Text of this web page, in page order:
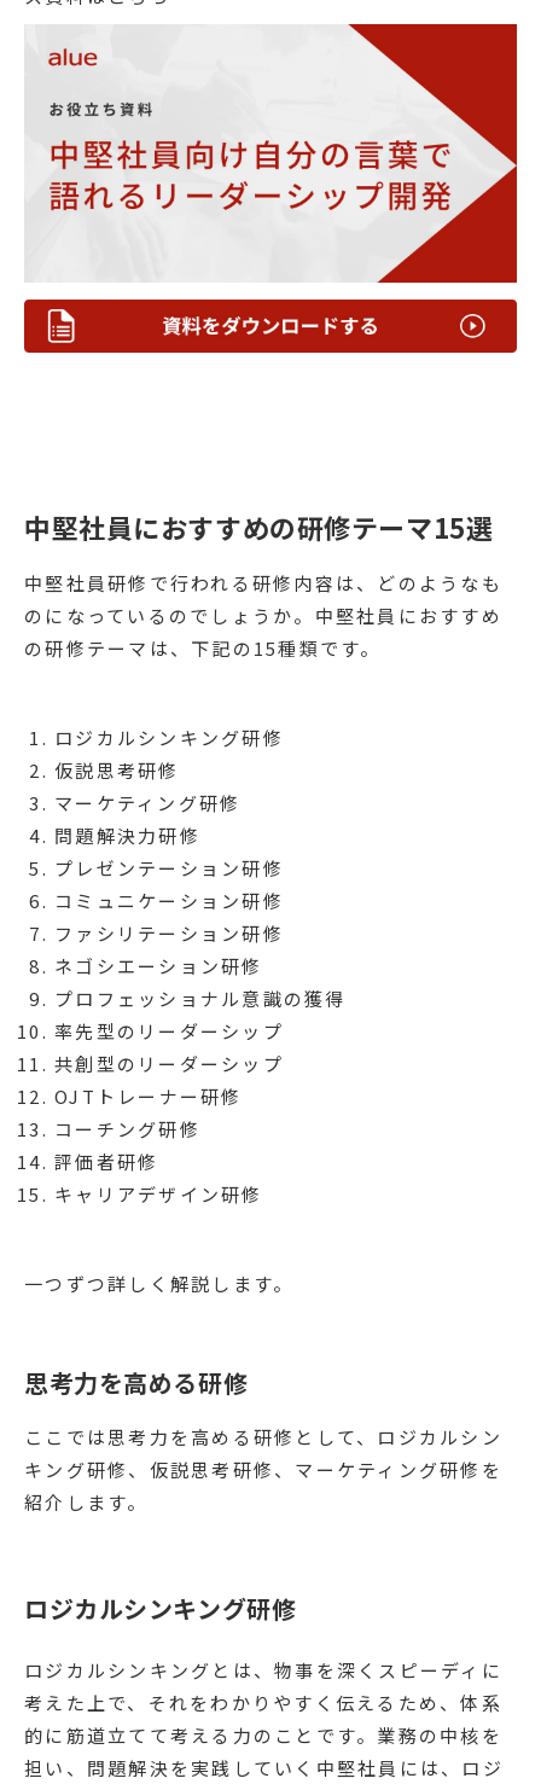
中堅社員におすすめの研修テーマ15選
中堅社員研修で行われる研修内容は、どのようなも
のになっているのでしょうか。中堅社員におすすめ
の研修テーマは、下記の15種類です。
ロジカルシンキング研修
仮説思考研修
マーケティング研修
問題解決力研修
プレゼンテーション研修
コミュニケーション研修
ファシリテーション研修
ネゴシエーション研修
プロフェッショナル意識の獲得
率先型のリーダーシップ
共創型のリーダーシップ
OJTトレーナー研修
コーチング研修
評価者研修
キャリアデザイン研修 ​​​​​​​
一つずつ詳しく解説します。
思考力を高める研修
ここでは思考力を高める研修として、ロジカルシン
キング研修、仮説思考研修、マーケティング研修を
紹介します。
ロジカルシンキング研修
ロジカルシンキングとは、物事を深くスピーディに
考えた上で、それをわかりやすく伝えるため、体系
的に筋道立てて考える力のことです。業務の中核を
担い、問題解決を実践していく中堅社員には、ロジ